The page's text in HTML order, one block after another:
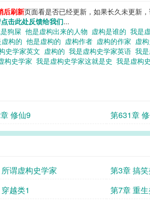
后刷新页面看是否已经更新，如果长久未更新
击此处反馈给我们...
狗屎 他是虚构出来的人物 虚构是谁的 我是
构的 他是虚构的 虚构作者 虚构的作家 虚
史学家英文 虚构的 我是虚构史学家英语 我
构史学家 我是虚构史学家这就是史 我是虚构
修仙9 第631章
谓虚构史学家 第3章 搞笑
越类1 第7章 重生